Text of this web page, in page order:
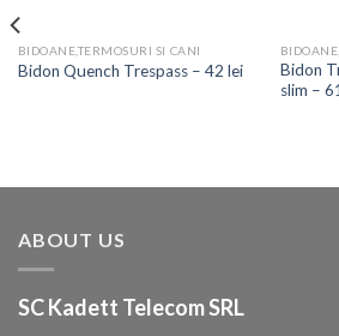
BIDOANE,TERMOSURI SI CANI
Bidon Quench Trespass – 42 lei
Bidon
slim –
ABOUT US
SC Kadett Telecom SRL